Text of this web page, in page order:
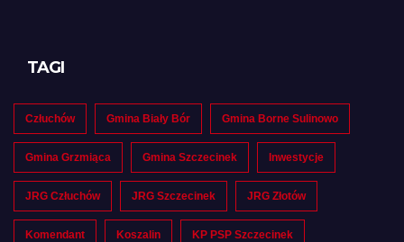
TAGI
Człuchów Gmina Biały Bór Gmina Borne Sulinowo
Gmina Grzmiąca Gmina Szczecinek Inwestycje
JRG Człuchów JRG Szczecinek JRG Złotów
Komendant Koszalin KP PSP Szczecinek